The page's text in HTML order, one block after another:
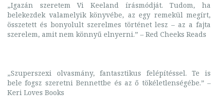
„Igazán szeretem Vi Keeland írásmódját. Tudom, ha
belekezdek valamelyik könyvébe, az egy remekül megírt,
összetett és bonyolult szerelmes történet lesz – az a fajta
szerelem, amit nem könnyű elnyerni.” – Red Cheeks Reads
„Szuperszexi olvasmány, fantasztikus felépítéssel. Te is
bele fogsz szeretni Bennettbe és az ő tökéletlenségébe.” –
Keri Loves Books